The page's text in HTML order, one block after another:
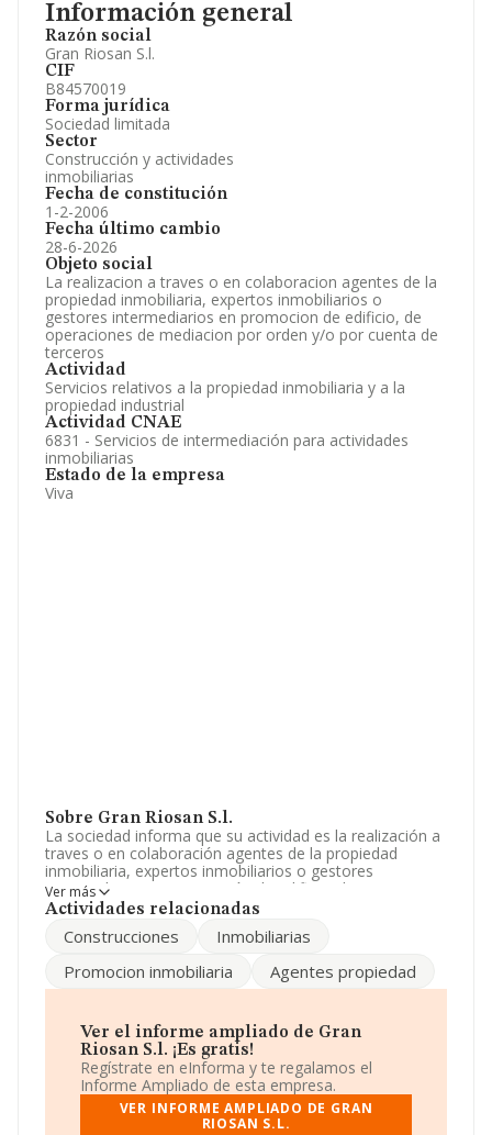
Información general
Razón social
Gran Riosan S.l.
CIF
B84570019
Forma jurídica
Sociedad limitada
Sector
Construcción y actividades
inmobiliarias
Fecha de constitución
1-2-2006
Fecha último cambio
28-6-2026
Objeto social
La realizacion a traves o en colaboracion agentes de la
propiedad inmobiliaria, expertos inmobiliarios o
gestores intermediarios en promocion de edificio, de
operaciones de mediacion por orden y/o por cuenta de
terceros
Actividad
Servicios relativos a la propiedad inmobiliaria y a la
propiedad industrial
Actividad CNAE
6831 - Servicios de intermediación para actividades
inmobiliarias
Estado de la empresa
Viva
Sobre Gran Riosan S.l.
La sociedad informa que su actividad es la realización a
traves o en colaboración agentes de la propiedad
inmobiliaria, expertos inmobiliarios o gestores
intermediarios en promoción de edificio, de operaciones
de mediación por orden y/o por cuenta de terceros. La
Sociedad Limitada. Su CNAE corresponde a 6831 con
sociedad no tiene actividad en mercados exteriores.
reducción del 50% y teniendo en cuenta la información
disponible en INFORMA, ha dispuesto de un número de
empleados por encima de la media de sector.
Para más información es posible contactar a través del
teléfono 915425875 y su correo es
Ver más
Actividades relacionadas
Construcciones
Inmobiliarias
Promocion inmobiliaria
Agentes propiedad
Ver el informe ampliado de Gran
Riosan S.l. ¡Es gratis!
Regístrate en eInforma y te regalamos el
Informe Ampliado de esta empresa.
VER INFORME AMPLIADO DE GRAN
RIOSAN S.L.